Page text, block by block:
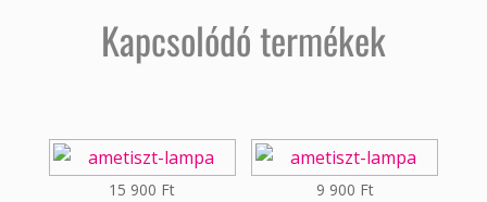
Kapcsolódó termékek
15 900 Ft 9 900 Ft